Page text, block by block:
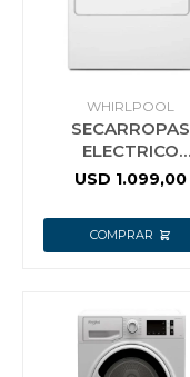
WHIRLPOOL
SECARROPAS
ELECTRICO
WHIRLPOOL
USD 1.099,00